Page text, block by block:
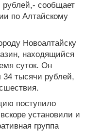
рублей,- сообщает
по Алтайскому
Новоалтайску
находящийся
суток. Он
тысячи рублей,
поступило
установили и
группа